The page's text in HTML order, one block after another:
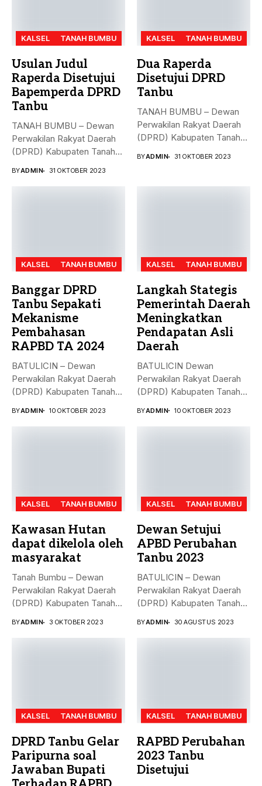
KALSEL TANAH BUMBU
Usulan Judul
Raperda Disetujui
Bapemperda DPRD
Tanbu
TANAH BUMBU – Dewan
Perwakilan Rakyat Daerah
(DPRD) Kabupaten Tanah
BYADMIN 31 OKTOBER 2023
KALSEL TANAH BUMBU
Dua Raperda
Disetujui DPRD
Tanbu
TANAH BUMBU – Dewan
Perwakilan Rakyat Daerah
(DPRD) Kabupaten Tanah
BYADMIN 31 OKTOBER 2023
KALSEL TANAH BUMBU
Banggar DPRD
Tanbu Sepakati
Mekanisme
Pembahasan
RAPBD TA 2024
BATULICIN – Dewan
Perwakilan Rakyat Daerah
(DPRD) Kabupaten Tanah
BYADMIN 10 OKTOBER 2023
KALSEL TANAH BUMBU
Langkah Stategis
Pemerintah Daerah
Meningkatkan
Pendapatan Asli
Daerah
BATULICIN Dewan
Perwakilan Rakyat Daerah
(DPRD) Kabupaten Tanah
BYADMIN 10 OKTOBER 2023
KALSEL TANAH BUMBU
Kawasan Hutan
dapat dikelola oleh
masyarakat
Tanah Bumbu – Dewan
Perwakilan Rakyat Daerah
(DPRD) Kabupaten Tanah
BYADMIN 3 OKTOBER 2023
KALSEL TANAH BUMBU
Dewan Setujui
APBD Perubahan
Tanbu 2023
BATULICIN – Dewan
Perwakilan Rakyat Daerah
(DPRD) Kabupaten Tanah
BYADMIN 30 AGUSTUS 2023
KALSEL TANAH BUMBU
DPRD Tanbu Gelar
Paripurna soal
Jawaban Bupati
KALSEL TANAH BUMBU
RAPBD Perubahan
2023 Tanbu
Disetujui